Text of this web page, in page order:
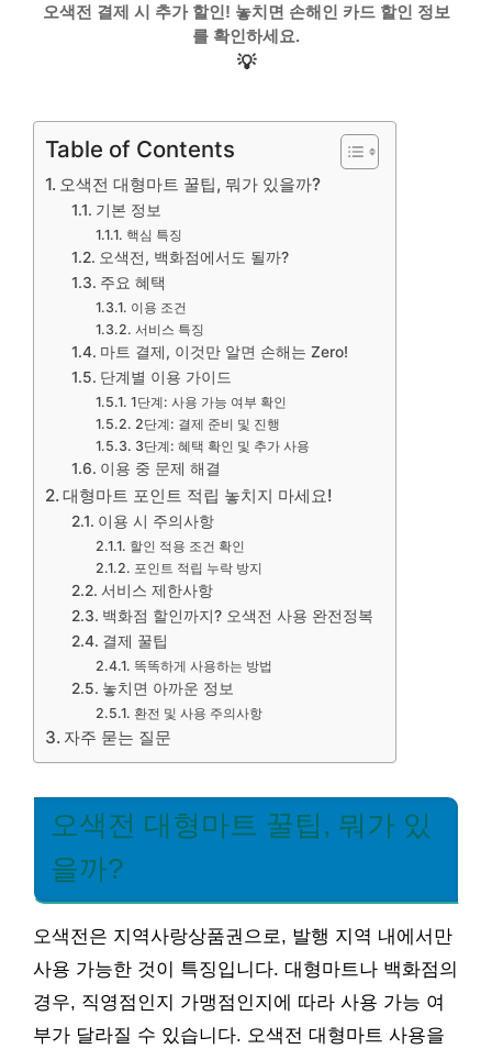
오색전 결제 시 추가 할인! 놓치면 손해인 카드 할인 정보
를 확인하세요.
💡
Table of Contents
오색전 대형마트 꿀팁, 뭐가 있을까?
기본 정보
핵심 특징
오색전, 백화점에서도 될까?
주요 혜택
이용 조건
서비스 특징
마트 결제, 이것만 알면 손해는 Zero!
단계별 이용 가이드
1단계: 사용 가능 여부 확인
2단계: 결제 준비 및 진행
3단계: 혜택 확인 및 추가 사용
이용 중 문제 해결
대형마트 포인트 적립 놓치지 마세요!
이용 시 주의사항
할인 적용 조건 확인
포인트 적립 누락 방지
서비스 제한사항
백화점 할인까지? 오색전 사용 완전정복
결제 꿀팁
똑똑하게 사용하는 방법
놓치면 아까운 정보
환전 및 사용 주의사항
자주 묻는 질문
오색전 대형마트 꿀팁, 뭐가 있
을까?
오색전은 지역사랑상품권으로, 발행 지역 내에서만
사용 가능한 것이 특징입니다. 대형마트나 백화점의
경우, 직영점인지 가맹점인지에 따라 사용 가능 여
부가 달라질 수 있습니다. 오색전 대형마트 사용을